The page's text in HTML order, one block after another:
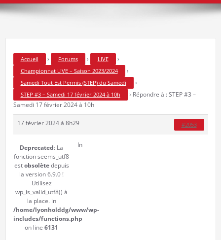
Accueil › Forums › LIVE ›
Championnat LIVE – Saison 2023/2024 ›
Samedi Tout Est Permis (STEP) du Samedi ›
STEP #3 – Samedi 17 février 2024 à 10h › Répondre à : STEP #3 –
Samedi 17 février 2024 à 10h
17 février 2024 à 8h29 #2053
Deprecated: La
fonction seems_utf8
estobsolètedepuis
la version 6.9.0 !
Utilisez
wp_is_valid_utf8() à
la place. in
/home/lyonholddg/www/wp-
includes/functions.php
on line 6131
In